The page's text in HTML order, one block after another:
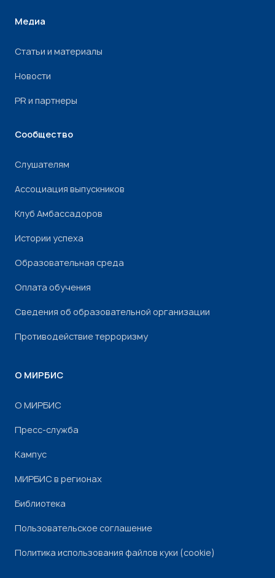
Медиа
Статьи и материалы
Новости
PR и партнеры
Сообщество
Слушателям
Ассоциация выпускников
Клуб Амбассадоров
Истории успеха
Образовательная среда
Оплата обучения
Сведения об образовательной организации
Противодействие терроризму
О МИРБИС
О МИРБИС
Пресс-служба
Кампус
МИРБИС в регионах
Библиотека
Пользовательское соглашение
Политика использования файлов куки (cookie)